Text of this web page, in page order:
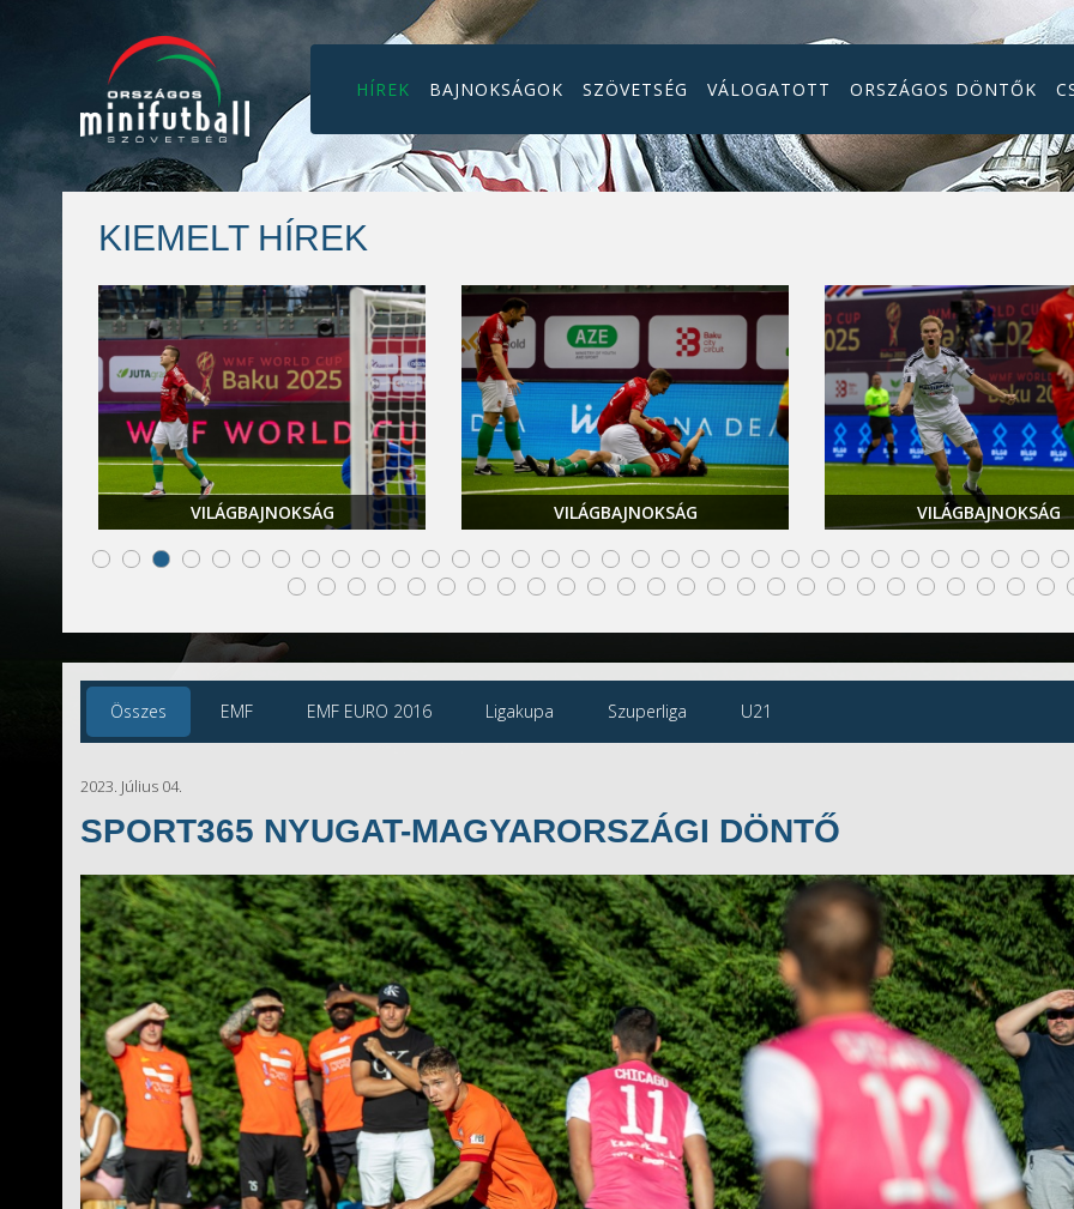
HÍREK BAJNOKSÁGOK SZÖVETSÉG VÁLOGATOTT ORSZÁGOS DÖNTŐK
KIEMELT HÍREK
VILÁGBAJNOKSÁG VILÁGBAJNOKSÁG VILÁGBAJNOKSÁG
Összes EMF EMF EURO 2016 Ligakupa Szuperliga U21
2023. Július 04.
SPORT365 NYUGAT-MAGYARORSZÁGI DÖNTŐ